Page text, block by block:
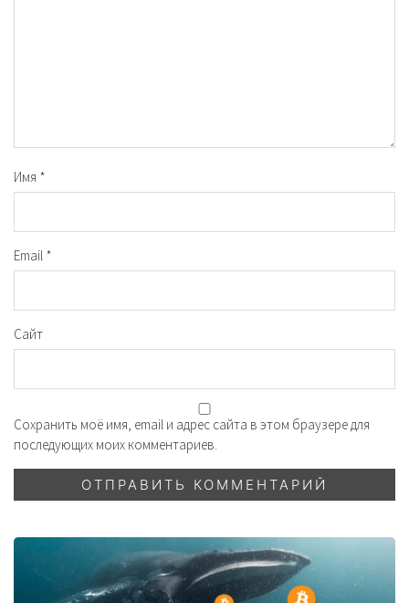
Имя *
Email *
Сайт
Сохранить моё имя, email и адрес сайта в этом браузере для
последующих моих комментариев.